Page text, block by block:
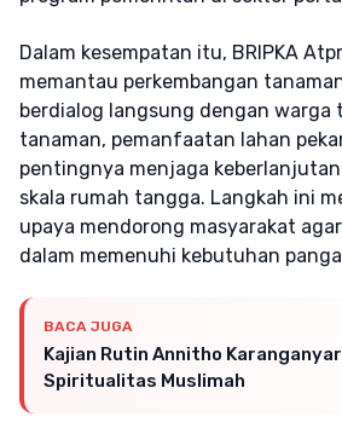
Dalam kesempatan itu, BRIPKA
memantau perkembangan
berdialog langsung dengan warga
tanaman, pemanfaatan lahan
pentingnya menjaga
skala rumah tangga. Langkah ini
upaya mendorong masyarakat
dalam memenuhi kebutuhan
BACA JUGA
Kajian Rutin Annitho
Spiritualitas Muslimah